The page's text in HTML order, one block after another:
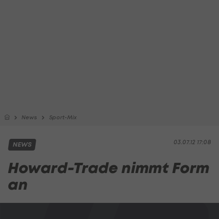
News Sport-Mix
03.07.12 17:08
NEWS
Howard-Trade nimmt Form
an